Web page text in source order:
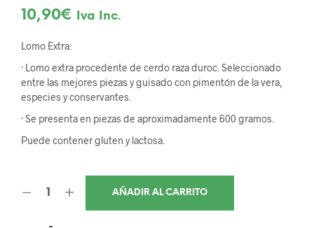
10,90€ Iva Inc.
Lomo Extra:
· Lomo extra procedente de cerdo raza duroc. Seleccionado
entre las mejores piezas y guisado con pimentón de la vera,
especies y conservantes.
· Se presenta en piezas de aproximadamente 600 gramos.
Puede contener gluten y lactosa.
AÑADIR AL CARRITO